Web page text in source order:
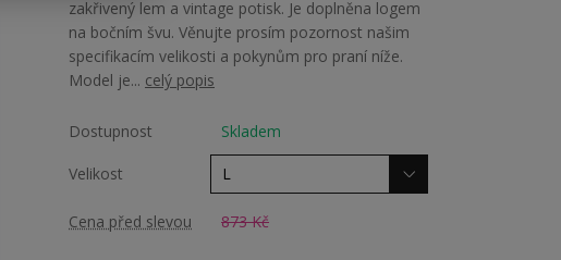
zakřivený lem a vintage potisk. Je doplněna logem
na bočním švu. Věnujte prosím pozornost našim
specifikacím velikosti a pokynům pro praní níže.
Model je... celý popis
Dostupnost Skladem
Velikost
Cena před slevou 873 Kč